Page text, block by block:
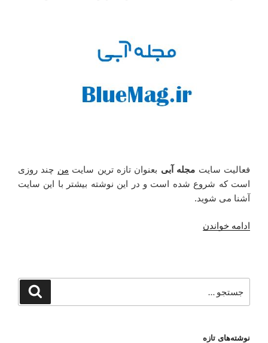
فعالیت سایت مجله آبی بعنوان تازه ترین سایت من چند روزی
است که شروع شده است و در این نوشته بیشتر با این سایت
آشنا می شوید.
ادامه خواندن
برای
جستجو
نوشته‌های تازه